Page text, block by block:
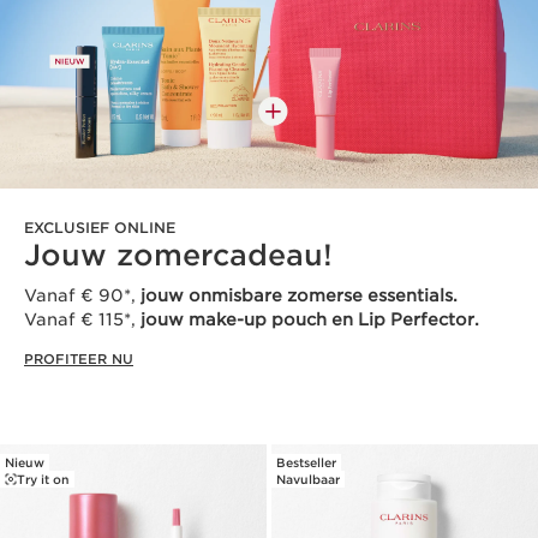
EXCLUSIEF ONLINE
Jouw zomercadeau!
Vanaf € 90*, jouw onmisbare zomerse essentials.
Vanaf € 115*, jouw make-up pouch en Lip Perfector.
PROFITEER NU
Nieuw
Try it on
Bestseller
Navulbaar